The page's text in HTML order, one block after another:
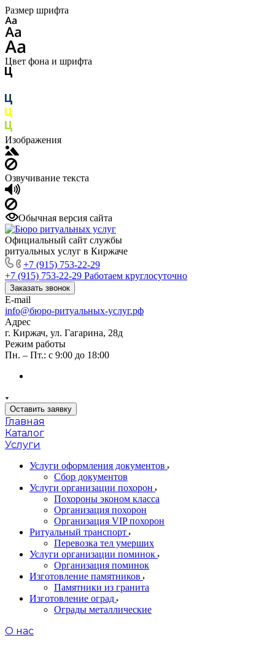
Размер шрифта
Цвет фона и шрифта
Изображения
Озвучивание текста
Обычная версия сайта
Официальный сайт службы
ритуальных услуг в Киржаче
+7 (915) 753-22-29
+7 (915) 753-22-29 Работаем круглосуточно
Заказать звонок
E-mail
info@бюро-ритуальных-услуг.рф
Адрес
г. Киржач, ул. Гагарина, 28д
Режим работы
Пн. – Пт.: с 9:00 до 18:00
Оставить заявку
Главная
Каталог
Услуги
Услуги оформления документов
Сбор документов
Услуги организации похорон
Похороны эконом класса
Организация похорон
Организация VIP похорон
Ритуальный транспорт
Перевозка тел умерших
Услуги организации поминок
Организация поминок
Изготовление памятников
Памятники из гранита
Изготовление оград
Ограды металлические
О нас